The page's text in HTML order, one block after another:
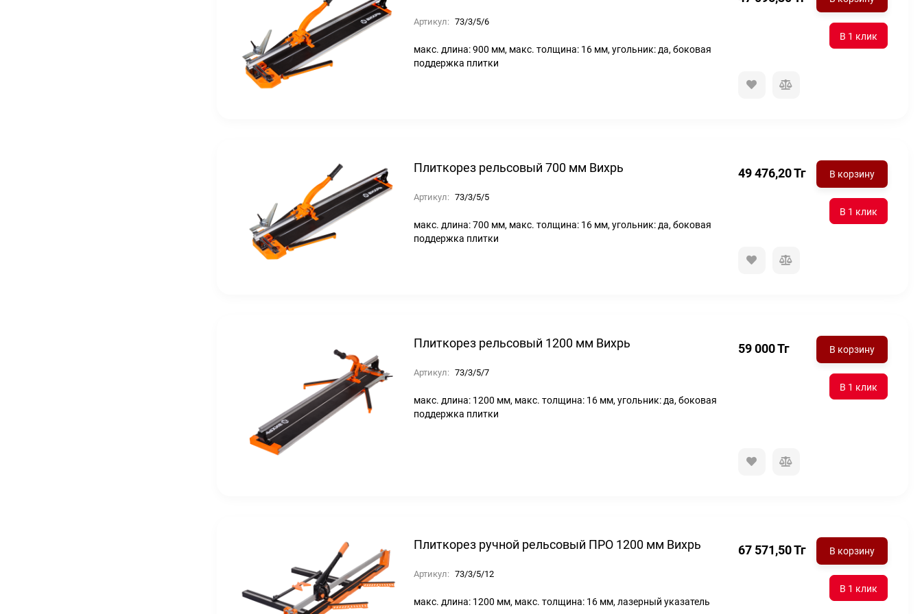
Артикул: 73/3/5/6
макс. длина: 900 мм, макс. толщина: 16 мм, угольник: да, боковая
поддержка плитки
Плиткорез рельсовый 700 мм Вихрь
Артикул: 73/3/5/5
макс. длина: 700 мм, макс. толщина: 16 мм, угольник: да, боковая
поддержка плитки
49 476,20Тг В корзину
Плиткорез рельсовый 1200 мм Вихрь
Артикул: 73/3/5/7
макс. длина: 1200 мм, макс. толщина: 16 мм, угольник: да, боковая
поддержка плитки
59 000Тг В корзину
Плиткорез ручной рельсовый ПРО 1200 мм Вихрь
Артикул: 73/3/5/12
макс. длина: 1200 мм, макс. толщина: 16 мм, лазерный указатель
67 571,50Тг В корзину